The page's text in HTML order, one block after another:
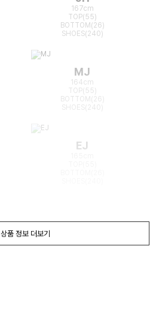
167cm
TOP(55)
BOTTOM(26)
SHOES(240)
MJ
164cm
TOP(55)
BOTTOM(26)
EJ
상품 정보 더보기